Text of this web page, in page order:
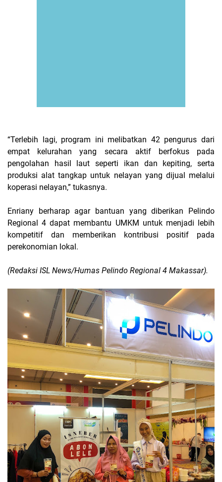
“Terlebih lagi, program ini melibatkan 42 pengurus dari
empat kelurahan yang secara aktif berfokus pada
pengolahan hasil laut seperti ikan dan kepiting, serta
produksi alat tangkap untuk nelayan yang dijual melalui
koperasi nelayan,” tukasnya.
Enriany berharap agar bantuan yang diberikan Pelindo
Regional 4 dapat membantu UMKM untuk menjadi lebih
kompetitif dan memberikan kontribusi positif pada
perekonomian lokal.
(Redaksi ISL News/Humas Pelindo Regional 4 Makassar).